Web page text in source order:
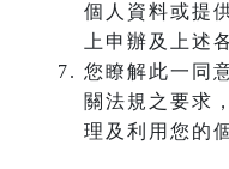
個人資料或提
上申辦及上述
您瞭解此一同
關法規之要求
理及利用您的